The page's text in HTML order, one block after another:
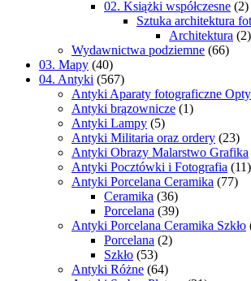
02. Książki współczesne (2)
Sztuka architektura
Architektura (2)
Wydawnictwa podziemne (66)
03. Mapy (40)
04. Antyki (567)
Antyki Aparaty fotograficzne
Antyki brązownicze (1)
Antyki Lampy (5)
Antyki Militaria oraz ordery (23)
Antyki Obrazy Malarstwo Grafika
Antyki Pocztówki i Fotografia (11)
Antyki Porcelana Ceramika (77)
Ceramika (36)
Porcelana (39)
Antyki Porcelana Ceramika Szkło
Porcelana (2)
Szkło (53)
Antyki Różne (64)